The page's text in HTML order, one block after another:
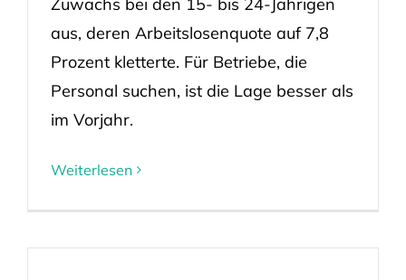
aus, deren Arbeitslosenquote auf 7,8
Prozent kletterte. Für Betriebe, die
Personal suchen, ist die Lage besser als
im Vorjahr.
Weiterlesen